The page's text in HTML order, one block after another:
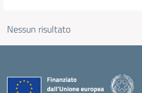
Nessun risultato